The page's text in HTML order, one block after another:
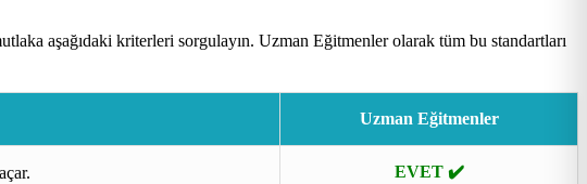
aşağıdaki kriterleri sorgulayın. Uzman Eğitmenler olarak tüm bu standartları
Uzman Eğitmenler
EVET ✔️